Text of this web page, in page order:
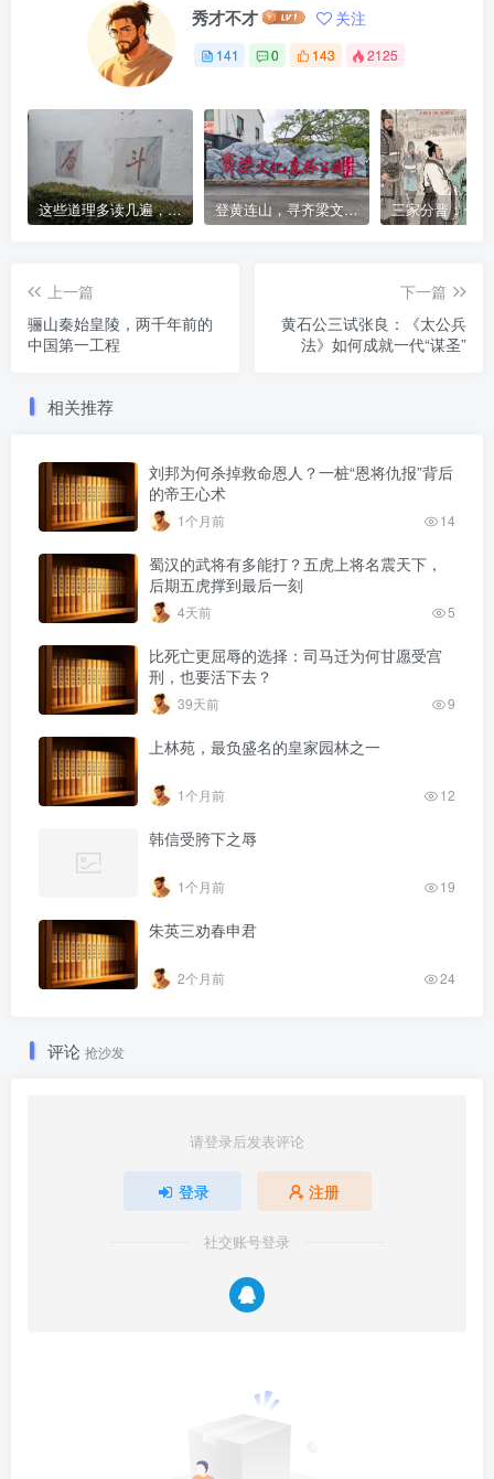
秀才不才 关注
141 0 143 2125
这些道理多读几遍，凡事豁然开朗 登黄连山，寻齐梁文化，这座免费森林公园藏着千年风雅与山野诗意
上一篇
骊山秦始皇陵，两千年前的
中国第一工程
下一篇
黄石公三试张良：《太公兵
法》如何成就一代“谋圣”
相关推荐
刘邦为何杀掉救命恩人？一桩“恩将仇报”背后
的帝王心术
1个月前 14
蜀汉的武将有多能打？五虎上将名震天下，
后期五虎撑到最后一刻
4天前 5
比死亡更屈辱的选择：司马迁为何甘愿受宫
刑，也要活下去？
39天前 9
上林苑，最负盛名的皇家园林之一
1个月前 12
韩信受胯下之辱
1个月前 19
朱英三劝春申君
2个月前 24
评论 抢沙发
请登录后发表评论
登录 注册
社交账号登录